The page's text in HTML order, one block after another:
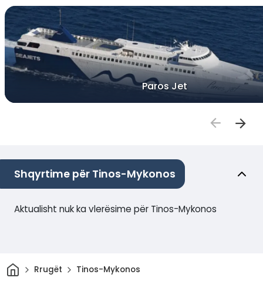
Paros Jet
Shqyrtime për Tinos-Mykonos
Aktualisht nuk ka vlerësime për Tinos-Mykonos
ShtëpiRrugët Tinos-Mykonos